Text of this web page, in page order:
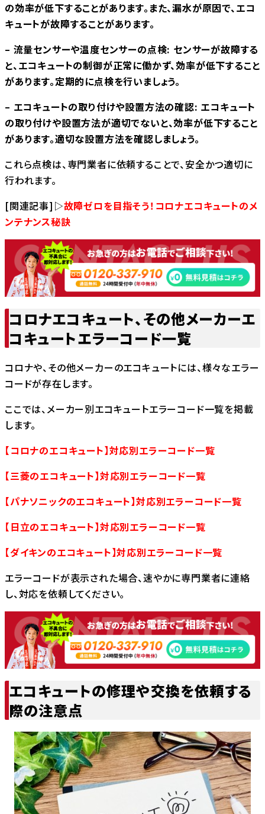
の効率が低下することがあります。また、漏水が原因で、エコ
キュートが故障することがあります。
– 流量センサーや温度センサーの点検: センサーが故障する
と、エコキュートの制御が正常に働かず、効率が低下すること
があります。定期的に点検を行いましょう。
– エコキュートの取り付けや設置方法の確認: エコキュート
の取り付けや設置方法が適切でないと、効率が低下すること
があります。適切な設置方法を確認しましょう。
これら点検は、専門業者に依頼することで、安全かつ適切に
行われます。
[関連記事]▷故障ゼロを目指そう！コロナエコキュートのメ
ンテナンス秘訣
コロナエコキュート、その他メーカーエ
コキュートエラーコード一覧
コロナや、その他メーカーのエコキュートには、様々なエラー
コードが存在します。
ここでは、メーカー別エコキュートエラーコード一覧を掲載
します。
【コロナのエコキュート】対応別エラーコード一覧
【三菱のエコキュート】対応別エラーコード一覧
【パナソニックのエコキュート】対応別エラーコード一覧
【日立のエコキュート】対応別エラーコード一覧
【ダイキンのエコキュート】対応別エラーコード一覧
エラーコードが表示された場合、速やかに専門業者に連絡
し、対応を依頼してください。
エコキュートの修理や交換を依頼する
際の注意点